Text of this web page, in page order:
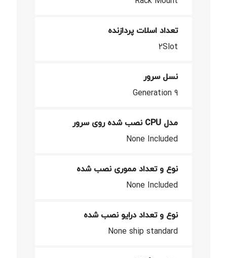
تعداد اسلات پردازنده
2Slot
نسل سرور
Generation 9
مدل CPU نصب شده روی سرور
None Included
نوع و تعداد مموری نصب شده
None Included
نوع و تعداد درایو نصب شده
None ship standard